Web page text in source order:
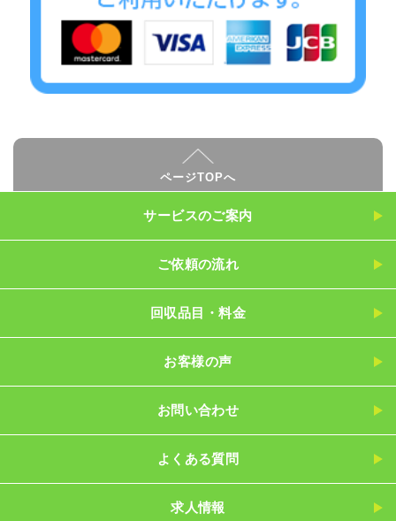
ページTOPへ
サービスのご案内
ご依頼の流れ
回収品目・料金
お客様の声
お問い合わせ
よくある質問
求人情報